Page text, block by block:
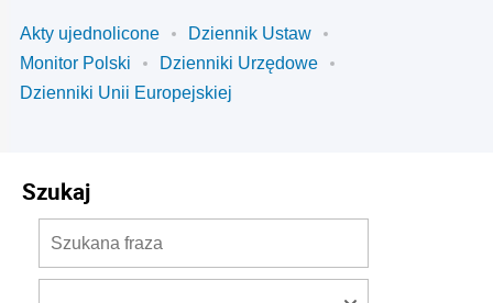
Akty ujednolicone
Dziennik Ustaw
Monitor Polski
Dzienniki Urzędowe
Dzienniki Unii Europejskiej
Szukaj